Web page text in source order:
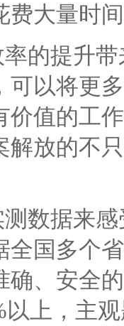
费大量时
提升带
可以将更
价值的工
解放的不
据来感
全国多个
确、安全
上，主